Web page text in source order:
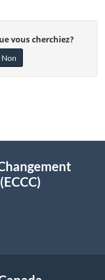
vous cherchiez?
Non